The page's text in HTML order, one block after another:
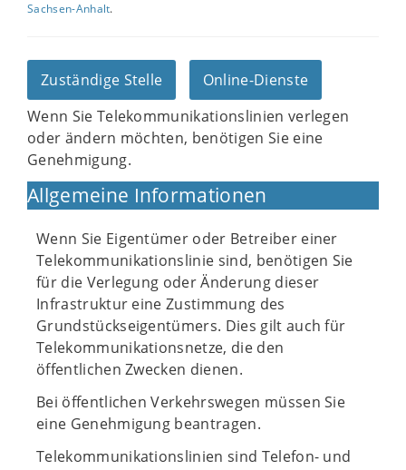
Sachsen-Anhalt.
Zuständige Stelle
Online-Dienste
Wenn Sie Telekommunikationslinien verlegen
oder ändern möchten, benötigen Sie eine
Genehmigung.
Allgemeine Informationen
Wenn Sie Eigentümer oder Betreiber einer
Telekommunikationslinie sind, benötigen Sie
für die Verlegung oder Änderung dieser
Infrastruktur eine Zustimmung des
Grundstückseigentümers. Dies gilt auch für
Telekommunikationsnetze, die den
öffentlichen Zwecken dienen.
Bei öffentlichen Verkehrswegen müssen Sie
eine Genehmigung beantragen.
Telekommunikationslinien sind Telefon- und